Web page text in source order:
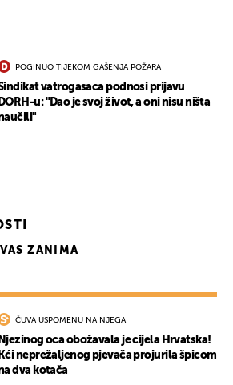
POGINUO TIJEKOM GAŠENJA POŽARA
vatrogasaca podnosi prijavu
DORH-u: "Dao je svoj život, a oni nisu ništa
ZANIMA
ČUVA USPOMENU NA NJEGA
Njezinog oca obožavala je cijela Hrvatska!
Kći neprežaljenog pjevača projurila špicom
dva kotača
NOTIFIKACIJE